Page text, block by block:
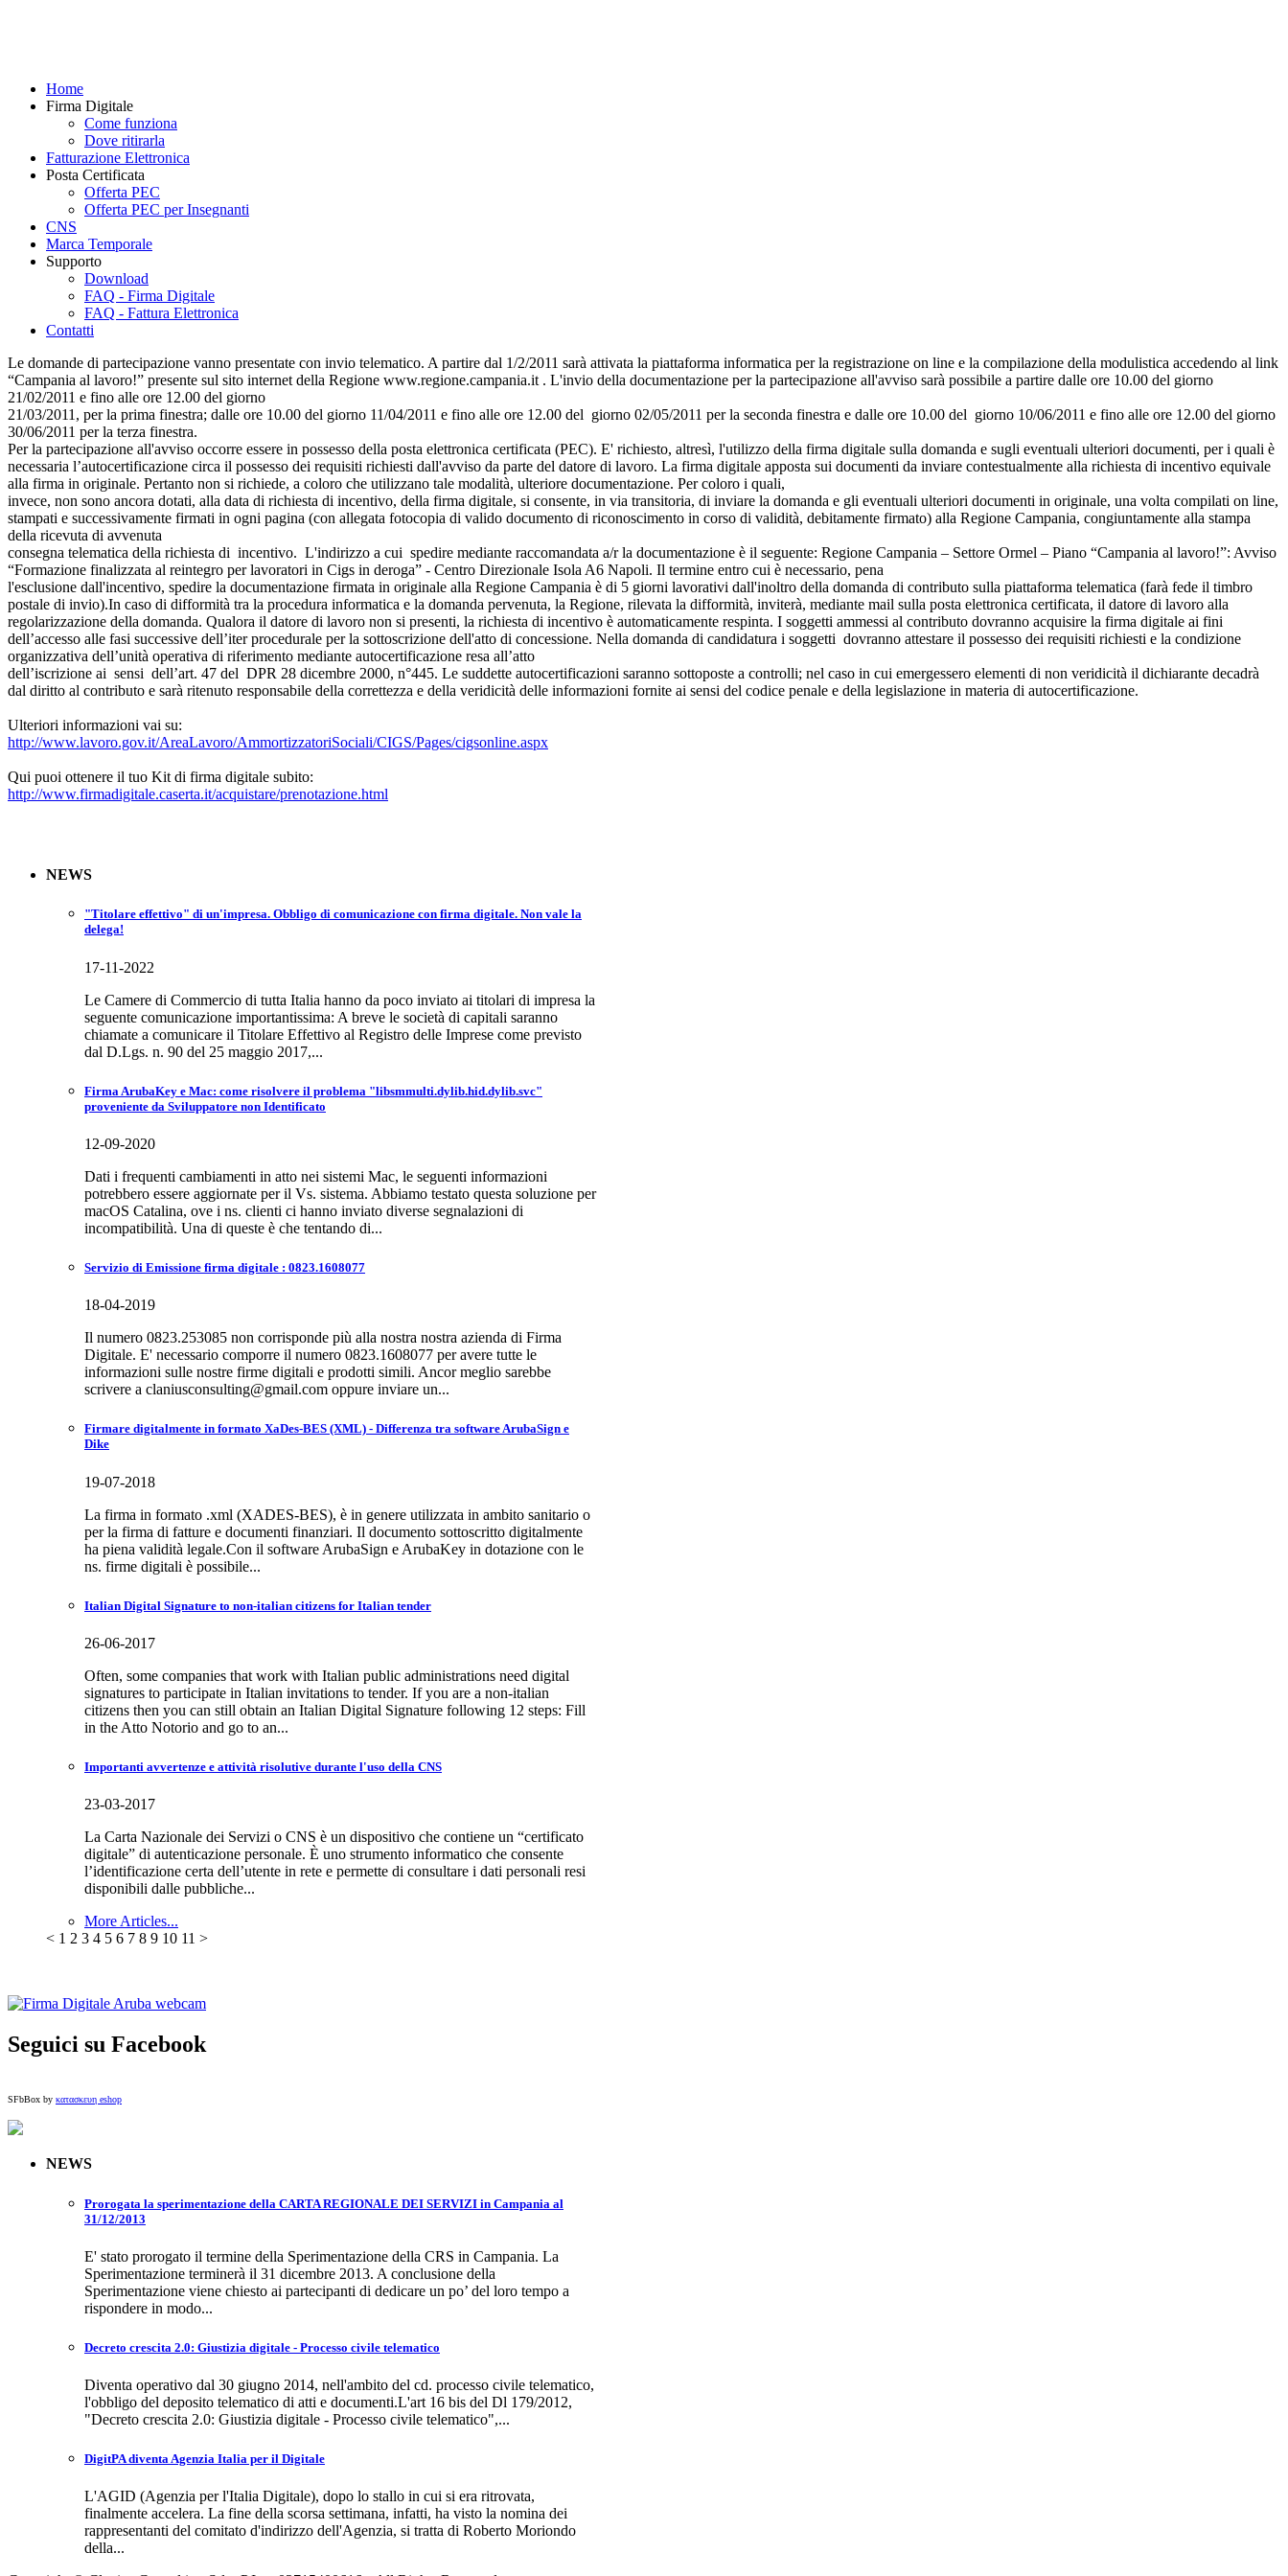
Home
Firma Digitale
Come funziona
Dove ritirarla
Fatturazione Elettronica
Posta Certificata
Offerta PEC
Offerta PEC per Insegnanti
CNS
Marca Temporale
Supporto
Download
FAQ - Firma Digitale
FAQ - Fattura Elettronica
Contatti
Le domande di partecipazione vanno presentate con invio telematico. A partire dal 1/2/2011 sarà attivata la piattaforma informatica per la registrazione on line e la compilazione della modulistica accedendo al link
“Campania al lavoro!” presente sul sito internet della Regione www.regione.campania.it . L'invio della documentazione per la partecipazione all'avviso sarà possibile a partire dalle ore 10.00 del giorno
21/02/2011 e fino alle ore 12.00 del giorno
21/03/2011, per la prima finestra; dalle ore 10.00 del giorno 11/04/2011 e fino alle ore 12.00 del giorno 02/05/2011 per la seconda finestra e dalle ore 10.00 del giorno 10/06/2011 e fino alle ore 12.00 del giorno
30/06/2011 per la terza finestra.
Per la partecipazione all'avviso occorre essere in possesso della posta elettronica certificata (PEC). E' richiesto, altresì, l'utilizzo della firma digitale sulla domanda e sugli eventuali ulteriori documenti, per i quali è
necessaria l’autocertificazione circa il possesso dei requisiti richiesti dall'avviso da parte del datore di lavoro. La firma digitale apposta sui documenti da inviare contestualmente alla richiesta di incentivo equivale
alla firma in originale. Pertanto non si richiede, a coloro che utilizzano tale modalità, ulteriore documentazione. Per coloro i quali,
invece, non sono ancora dotati, alla data di richiesta di incentivo, della firma digitale, si consente, in via transitoria, di inviare la domanda e gli eventuali ulteriori documenti in originale, una volta compilati on line,
stampati e successivamente firmati in ogni pagina (con allegata fotocopia di valido documento di riconoscimento in corso di validità, debitamente firmato) alla Regione Campania, congiuntamente alla stampa
della ricevuta di avvenuta
consegna telematica della richiesta di incentivo. L'indirizzo a cui spedire mediante raccomandata a/r la documentazione è il seguente: Regione Campania – Settore Ormel – Piano “Campania al lavoro!”: Avviso
“Formazione finalizzata al reintegro per lavoratori in Cigs in deroga” - Centro Direzionale Isola A6 Napoli. Il termine entro cui è necessario, pena
l'esclusione dall'incentivo, spedire la documentazione firmata in originale alla Regione Campania è di 5 giorni lavorativi dall'inoltro della domanda di contributo sulla piattaforma telematica (farà fede il timbro
postale di invio).In caso di difformità tra la procedura informatica e la domanda pervenuta, la Regione, rilevata la difformità, inviterà, mediante mail sulla posta elettronica certificata, il datore di lavoro alla
regolarizzazione della domanda. Qualora il datore di lavoro non si presenti, la richiesta di incentivo è automaticamente respinta. I soggetti ammessi al contributo dovranno acquisire la firma digitale ai fini
dell’accesso alle fasi successive dell’iter procedurale per la sottoscrizione dell'atto di concessione. Nella domanda di candidatura i soggetti dovranno attestare il possesso dei requisiti richiesti e la condizione
organizzativa dell’unità operativa di riferimento mediante autocertificazione resa all’atto
dell’iscrizione ai sensi dell’art. 47 del DPR 28 dicembre 2000, n°445. Le suddette autocertificazioni saranno sottoposte a controlli; nel caso in cui emergessero elementi di non veridicità il dichiarante decadrà
dal diritto al contributo e sarà ritenuto responsabile della correttezza e della veridicità delle informazioni fornite ai sensi del codice penale e della legislazione in materia di autocertificazione.
Ulteriori informazioni vai su:
http://www.lavoro.gov.it/AreaLavoro/AmmortizzatoriSociali/CIGS/Pages/cigsonline.aspx
Qui puoi ottenere il tuo Kit di firma digitale subito:
http://www.firmadigitale.caserta.it/acquistare/prenotazione.html
NEWS
"Titolare effettivo" di un'impresa. Obbligo di comunicazione con firma digitale. Non vale la
delega!
17-11-2022
Le Camere di Commercio di tutta Italia hanno da poco inviato ai titolari di impresa la
seguente comunicazione importantissima: A breve le società di capitali saranno
chiamate a comunicare il Titolare Effettivo al Registro delle Imprese come previsto
dal D.Lgs. n. 90 del 25 maggio 2017,...
Firma ArubaKey e Mac: come risolvere il problema "libsmmulti.dylib.hid.dylib.svc"
proveniente da Sviluppatore non Identificato
12-09-2020
Dati i frequenti cambiamenti in atto nei sistemi Mac, le seguenti informazioni
potrebbero essere aggiornate per il Vs. sistema. Abbiamo testato questa soluzione per
macOS Catalina, ove i ns. clienti ci hanno inviato diverse segnalazioni di
incompatibilità. Una di queste è che tentando di...
Servizio di Emissione firma digitale : 0823.1608077
18-04-2019
Il numero 0823.253085 non corrisponde più alla nostra nostra azienda di Firma
Digitale. E' necessario comporre il numero 0823.1608077 per avere tutte le
informazioni sulle nostre firme digitali e prodotti simili. Ancor meglio sarebbe
scrivere a claniusconsulting@gmail.com oppure inviare un...
Firmare digitalmente in formato XaDes-BES (XML) - Differenza tra software ArubaSign e
Dike
19-07-2018
La firma in formato .xml (XADES-BES), è in genere utilizzata in ambito sanitario o
per la firma di fatture e documenti finanziari. Il documento sottoscritto digitalmente
ha piena validità legale.Con il software ArubaSign e ArubaKey in dotazione con le
ns. firme digitali è possibile...
Italian Digital Signature to non-italian citizens for Italian tender
26-06-2017
Often, some companies that work with Italian public administrations need digital
signatures to participate in Italian invitations to tender. If you are a non-italian
citizens then you can still obtain an Italian Digital Signature following 12 steps: Fill
in the Atto Notorio and go to an...
Importanti avvertenze e attività risolutive durante l'uso della CNS
23-03-2017
La Carta Nazionale dei Servizi o CNS è un dispositivo che contiene un “certificato
digitale” di autenticazione personale. È uno strumento informatico che consente
l’identificazione certa dell’utente in rete e permette di consultare i dati personali resi
disponibili dalle pubbliche...
More Articles...
< 1 2 3 4 5 6 7 8 9 10 11 >
Seguici su Facebook
SFbBox by κατασκευη eshop
NEWS
Prorogata la sperimentazione della CARTA REGIONALE DEI SERVIZI in Campania al
31/12/2013
E' stato prorogato il termine della Sperimentazione della CRS in Campania. La
Sperimentazione terminerà il 31 dicembre 2013. A conclusione della
Sperimentazione viene chiesto ai partecipanti di dedicare un po’ del loro tempo a
rispondere in modo...
Decreto crescita 2.0: Giustizia digitale - Processo civile telematico
Diventa operativo dal 30 giugno 2014, nell'ambito del cd. processo civile telematico,
l'obbligo del deposito telematico di atti e documenti.L'art 16 bis del Dl 179/2012,
"Decreto crescita 2.0: Giustizia digitale - Processo civile telematico",...
DigitPA diventa Agenzia Italia per il Digitale
L'AGID (Agenzia per l'Italia Digitale), dopo lo stallo in cui si era ritrovata,
finalmente accelera. La fine della scorsa settimana, infatti, ha visto la nomina dei
rappresentanti del comitato d'indirizzo dell'Agenzia, si tratta di Roberto Moriondo
della...